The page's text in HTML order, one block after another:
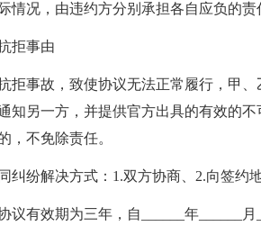
情况，由违约方分别承担各自应负的责
拒事由
拒事故，致使协议无法正常履行，甲
知另一方，并提供官方出具的有效的
，不免除责任。
纠纷解决方式：1.双方协商、2.向签约
议有效期为三年，自______年______